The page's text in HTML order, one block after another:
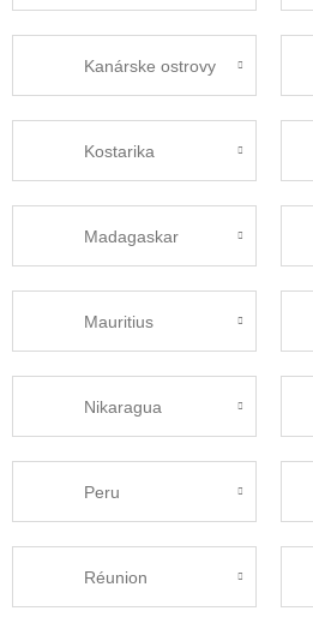
Kanárske ostrovy
Kostarika
Madagaskar
Mauritius
Nikaragua
Peru
Réunion